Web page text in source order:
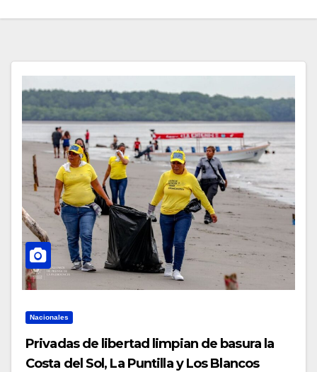
Nacionales
Privadas de libertad limpian de basura la
Costa del Sol, La Puntilla y Los Blancos